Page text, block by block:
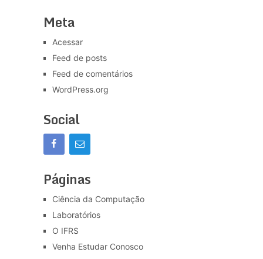
Meta
Acessar
Feed de posts
Feed de comentários
WordPress.org
Social
Páginas
Ciência da Computação
Laboratórios
O IFRS
Venha Estudar Conosco